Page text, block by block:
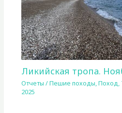
Ликийская тропа.
Отчеты /Пешие походы,Поход,
2025